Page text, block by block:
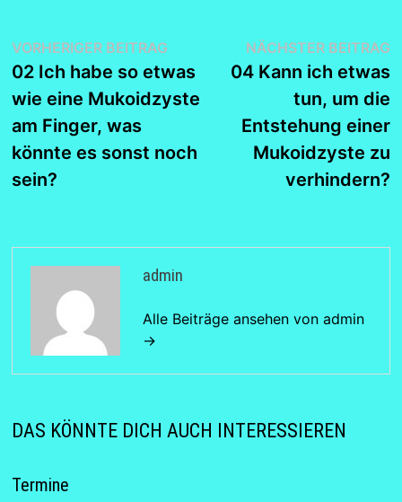
Beitragsnavigation
VORHERIGER BEITRAGVorheriger
Beitrag:
02 Ich habe so etwas
wie eine Mukoidzyste
am Finger, was
könnte es sonst noch
sein?
NÄCHSTER BEITRAG
04 Kann ich etwas
tun, um die
Entstehung einer
Mukoidzyste zu
verhindern?
admin
Alle Beiträge ansehen von admin
→
DAS KÖNNTE DICH AUCH INTERESSIEREN
Termine